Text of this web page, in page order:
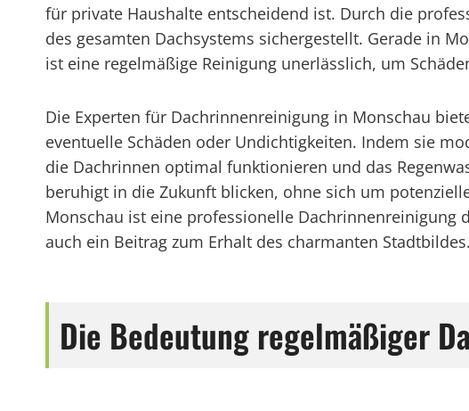
für private Haushalte entscheidend ist. Durch die
des gesamten Dachsystems sichergestellt. Gerade in
ist eine regelmäßige Reinigung unerlässlich, um
Die Experten für Dachrinnenreinigung in Monschau
eventuelle Schäden oder Undichtigkeiten. Indem sie
die Dachrinnen optimal funktionieren und das
beruhigt in die Zukunft blicken, ohne sich um
Monschau ist eine professionelle
auch ein Beitrag zum Erhalt des charmanten Stadtbildes.
Die Bedeutung regelmäßiger